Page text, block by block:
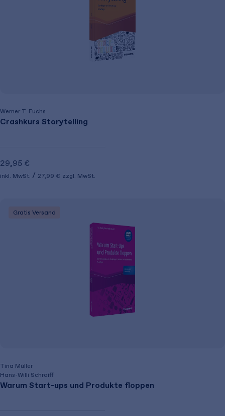
Werner T. Fuchs
Crashkurs Storytelling
29,95 €
inkl. MwSt. 27,99 € zzgl. MwSt.
Gratis Versand
Tina Müller
Hans-Willi Schroiff
Warum Start-ups und Produkte floppen